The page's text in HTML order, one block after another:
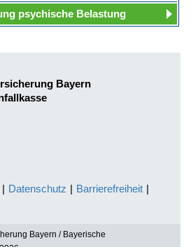
psychische Belastung
Bayern
| Datenschutz | Barrierefreiheit |
Bayern / Bayerische